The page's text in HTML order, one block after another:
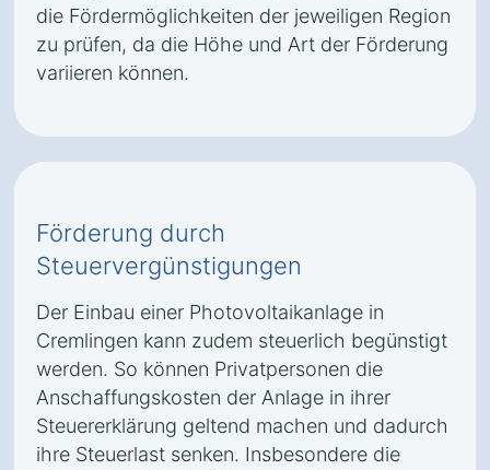
die Fördermöglichkeiten der jeweiligen Region
zu prüfen, da die Höhe und Art der Förderung
variieren können.
Förderung durch
Steuervergünstigungen
Der Einbau einer Photovoltaikanlage in
Cremlingen kann zudem steuerlich begünstigt
werden. So können Privatpersonen die
Anschaffungskosten der Anlage in ihrer
Steuererklärung geltend machen und dadurch
ihre Steuerlast senken. Insbesondere die